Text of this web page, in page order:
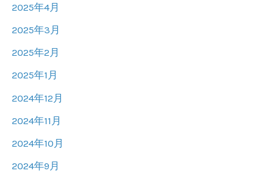
2025年4月
2025年3月
2025年2月
2025年1月
2024年12月
2024年11月
2024年10月
2024年9月